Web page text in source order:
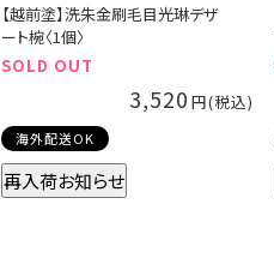
【越前塗】洗朱金刷毛目光琳デザ
ート椀〈1個〉
SOLD OUT
3,520
海外配送OK
再入荷お知らせ